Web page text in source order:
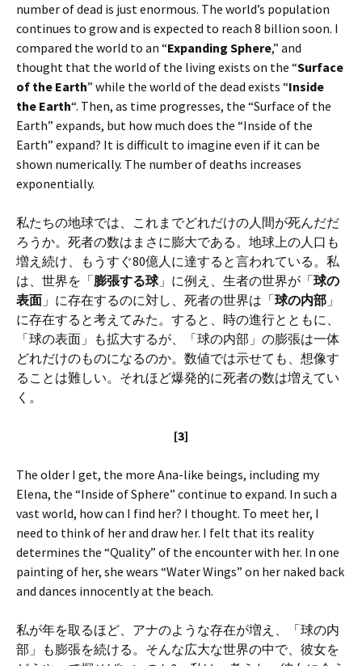
number of dead is just enormous. The world’s population
continues to grow and is expected to reach 8 billion soon. I
compared the world to an “Expanding Sphere,” and
thought that the world of the living exists on the “Surface
of the Earth” while the world of the dead exists “Inside
the Earth“. Then, as time progresses, the “Surface of the
Earth” expands, but how much does the “Inside of the
Earth” expand? It is difficult to imagine even if it can be
shown numerically. The number of deaths increases
exponentially.
私たちの地球では、これまでどれだけの人間が死んだだ
ろうか。死者の数はまさに膨大である。地球上の人口も
増え続け、もうすぐ80億人に達すると言われている。私
は、世界を「膨張する球」に例え、生者の世界が「球の
表面 」に存在するのに対し、死者の世界は「球の内部 」
に存在すると考えてみた。すると、時の進行とともに、
「球の表面」も拡大するが、「球の内部」の膨張は一体
どれだけのものになるのか。数値では示せても、想像す
ることは難しい。それほど爆発的に死者の数は増えてい
く。
[3]
The older I get, the more Ana-like beings, including my
Elena, the “Inside of Sphere” continue to expand. In such a
vast world, how can I find her? I thought. To meet her, I
need to think of her and draw her. I felt that its reality
determines the “Quality” of the encounter with her. In one
painting of her, she wears “Water Wings” on her naked back
and dances innocently at the beach.
私が年を取るほど、アナのような存在が増え、「球の内
部」も膨張を続ける。そんな広大な世界の中で、彼女を